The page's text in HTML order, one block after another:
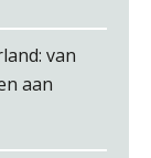
van
aan